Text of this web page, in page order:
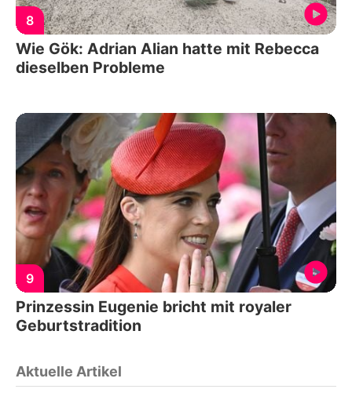
8
Wie Gök: Adrian Alian hatte mit Rebecca
dieselben Probleme
9
Prinzessin Eugenie bricht mit royaler
Geburtstradition
Aktuelle Artikel